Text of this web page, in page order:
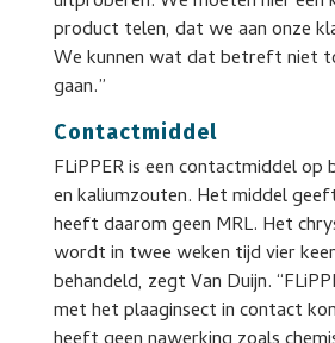
product telen, dat we aan onze
We kunnen wat dat betreft niet
gaan.”
Contactmiddel
FLiPPER is een contactmiddel op
en kaliumzouten. Het middel
heeft daarom geen MRL. Het
wordt in twee weken tijd vier
behandeld, zegt Van Duijn.
met het plaaginsect in contact